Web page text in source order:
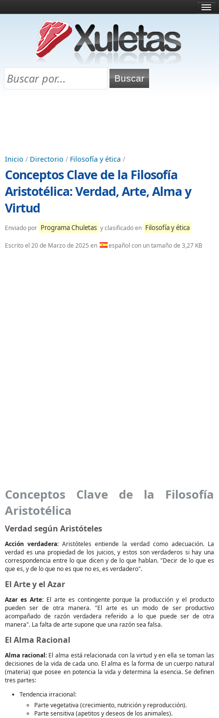
¿Qué es esto?
Directorio
Chuletas para exámenes
Inicio / Directorio / Filosofía y ética /
Conceptos Clave de la Filosofía
Aristotélica: Verdad, Arte, Alma y
Virtud
Enviado por Programa Chuletas y clasificado en Filosofía y ética
Escrito el 20 de Marzo de 2025 en español con un tamaño de 3,27 KB
Conceptos Clave de la Filosofía
Aristotélica
Verdad según Aristóteles
Acción verdadera: Aristóteles entiende la verdad como adecuación. La
verdad es una propiedad de los juicios, y estos son verdaderos si hay una
correspondencia entre lo que dicen y de lo que hablan. "Decir de lo que es
que es, y de lo que no es que no es, es verdadero".
El Arte y el Azar
Azar es Arte:El arte es contingente porque la producción y el producto
pueden ser de otra manera. "El arte es un modo de ser productivo
acompañado de razón verdadera referido a lo que puede ser de otra
manera". La falta de arte supone que una razón sea falsa.
El Alma Racional
Alma racional:El alma está relacionada con la virtud y en ella se toman las
decisiones de la vida de cada uno. El alma es la forma de un cuerpo natural
(materia) que posee en potencia la vida y determina la esencia. Se definen
tres partes:
Tendencia irracional:
Parte vegetativa (crecimiento, nutrición y reproducción).
Parte sensitiva (apetitos y deseos de los animales).